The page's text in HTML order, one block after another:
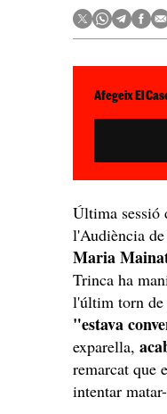
Afegeix El
Última
l'Audiència
Maria
Trinca ha
l'últim torn de
"estava
exparella,
remarcat que
intentar